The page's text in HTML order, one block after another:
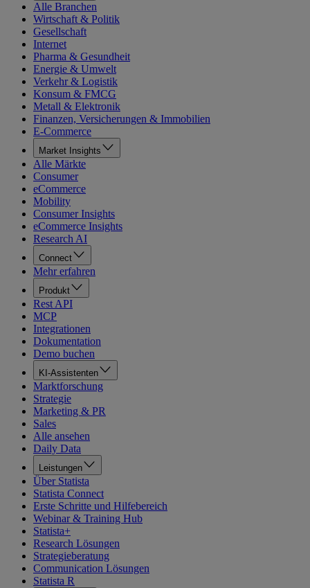
Alle Branchen
Wirtschaft & Politik
Gesellschaft
Internet
Pharma & Gesundheit
Energie & Umwelt
Verkehr & Logistik
Konsum & FMCG
Metall & Elektronik
Finanzen, Versicherungen & Immobilien
E-Commerce
Market Insights
Alle Märkte
Consumer
eCommerce
Mobility
Consumer Insights
eCommerce Insights
Research AI
Connect
Mehr erfahren
Produkt
Rest API
MCP
Integrationen
Dokumentation
Demo buchen
KI-Assistenten
Marktforschung
Strategie
Marketing & PR
Sales
Alle ansehen
Daily Data
Leistungen
Über Statista
Statista Connect
Erste Schritte und Hilfebereich
Webinar & Training Hub
Statista+
Research Lösungen
Strategieberatung
Communication Lösungen
Statista R